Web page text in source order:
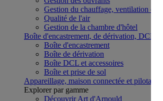
Gestion du chauffage, ventilation et
Qualité de l'air
Gestion de la chambre d'hôtel
Boîte d'encastrement, de dérivation, DCL
Boîte d'encastrement
Boîte de dérivation
Boîte DCL et accessoires
Boîte et prise de sol
Appareillage, maison connectée et pilotage
Explorer par gamme
Découvrir Art d'Arnould